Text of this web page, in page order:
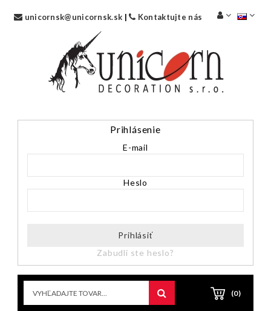
unicornsk@unicornsk.sk | Kontaktujte nás
Prihlásenie
E-mail
Heslo
Prihlásiť
Zabudli ste heslo?
(0)